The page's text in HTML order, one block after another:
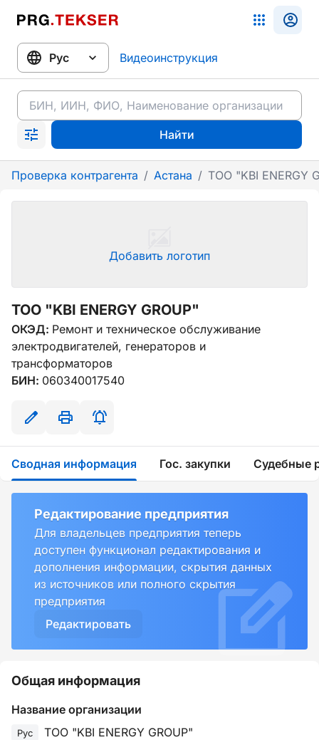
Видеоинструкция
Найти
Проверка контрагента / Астана / ТОО "KBI ENERGY
Добавить логотип
ТОО "KBI ENERGY GROUP"
ОКЭД: Ремонт и техническое обслуживание
электродвигателей, генераторов и
трансформаторов
БИН: 060340017540
Сводная информация Гос. закупки Судебные
Редактирование предприятия
Для владельцев предприятия теперь
доступен функционал редактирования и
дополнения информации, скрытия данных
из источников или полного скрытия
предприятия
Редактировать
Общая информация
Название организации
Рус ТОО "KBI ENERGY GROUP"